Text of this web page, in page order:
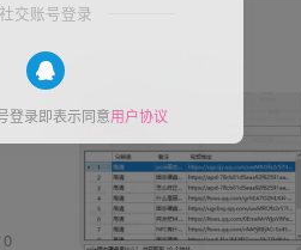
0
社交账号登录
登录即表示同意用户协议